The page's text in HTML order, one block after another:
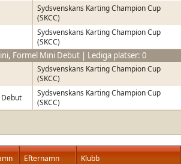
Sydsvenskans Karting Champion Cup
(SKCC)
Sydsvenskans Karting Champion Cup
(SKCC)
Formel Mini Debut | Lediga platser: 0
Sydsvenskans Karting Champion Cup
(SKCC)
Sydsvenskans Karting Champion Cup
(SKCC)
Efternamn Klubb